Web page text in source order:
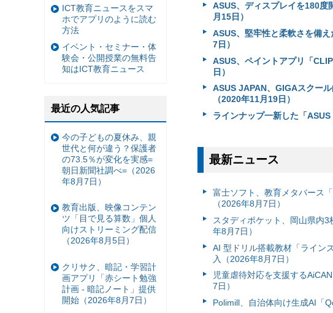
ASUS、ディスプレイを180
月15日）
ASUS、堅牢性と柔軟さを備
7日）
ASUS、ペイントアプリ「
日）
ASUS JAPAN、GIGAスクー
（2020年11月19日）
ラインナップ一新した「
最新ニュース
富⼠ソフト、教育メタバース
（2026年8月7日）
スタディポケット、岡山県内
年8月7日）
AI 型ドリル搭載教材「ライン
入（2026年8月7日）
児童虐待対応を支援する
7日）
Polimill、自治体向け生成AI「
ICT教育ニュースをスマ
ホでアプリのように読む
方法
イベント・セミナー・体
験会・公開授業の無料告
知はICT教育ニュース
最近の人気記事
今の子どもの夏休み、親
世代と何が違う？保護者
の73.5％が変化を実感=
朝日新聞社調べ=（2026
年8月7日）
教育出版、映像コンテン
ツ「目で見る算数」個人
向けストリーミング配信
（2026年8月5日）
クリサク、暗記・学習計
画アプリ「赤シート勉強
計画 - 暗記ノート」提供
開始（2026年8月7日）